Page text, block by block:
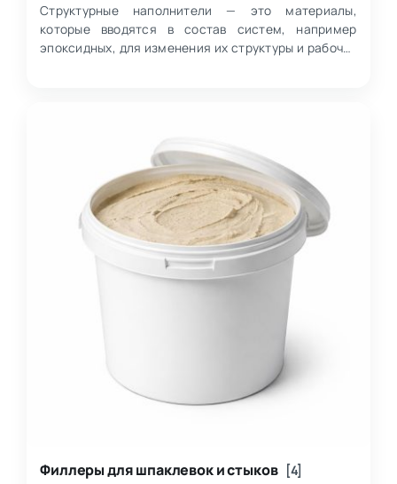
Структурные наполнители — это материалы,
которые вводятся в состав систем, например
эпоксидных, для изменения их структуры и рабочих
Филлеры для шпаклевок и стыков
[4]